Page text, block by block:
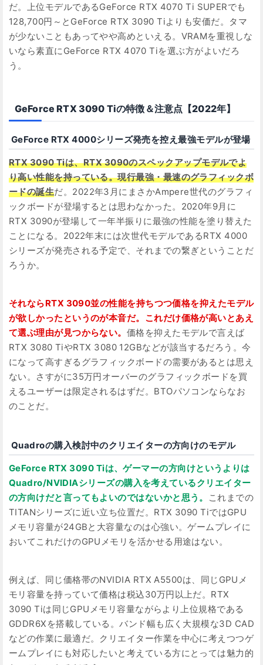
だ。上位モデルであるGeForce RTX 4070 Ti SUPERでも
128,700円～とGeForce RTX 3090 Tiよりも安価だ。タマ
が少ないこともあってやや高めといえる。VRAMを重視しな
いなら素直にGeForce RTX 4070 Tiを選ぶ方がよいだろ
う。
GeForce RTX 3090 Tiの特徴＆注意点【2022年】
GeForce RTX 4000シリーズ発売を控え最強モデルが登場
RTX 3090 Tiは、RTX 3090のスペックアップモデルでよ
り高い性能を持っている。現行最強・最速のグラフィックボ
ードの誕生だ。2022年3月にまさかAmpere世代のグラフィ
ックボードが登場するとは思わなかった。2020年9月に
RTX 3090が登場して一年半振りに最強の性能を塗り替えた
ことになる。2022年末には次世代モデルであるRTX 4000
シリーズが発売される予定で、それまでの繋ぎということだ
ろうか。
それならRTX 3090並の性能を持ちつつ価格を抑えたモデル
が欲しかったというのが本音だ。これだけ価格が高いとあえ
て選ぶ理由が見つからない。 価格を抑えたモデルで言えば
RTX 3080 TiやRTX 3080 12GBなどが該当するだろう。今
になって高すぎるグラフィックボードの需要があるとは思え
ない。さすがに35万円オーバーのグラフィックボードを買
えるユーザーは限定されるはずだ。BTOパソコンならなお
のことだ。
Quadroの購入検討中のクリエイターの方向けのモデル
GeForce RTX 3090 Tiは、ゲーマーの方向けというよりは
Quadro/NVIDIAシリーズの購入を考えているクリエイター
の方向けだと言ってもよいのではないかと思う。
これまでの
TITANシリーズに近い立ち位置だ。RTX 3090 TiではGPU
メモリ容量が24GBと大容量なのは心強い。ゲームプレイに
おいてこれだけのGPUメモリを活かせる用途はない。
例えば、同じ価格帯のNVIDIA RTX A5500は、同じGPUメ
モリ容量を持っていて価格は税込30万円以上だ。RTX
3090 Tiは同じGPUメモリ容量ながらより上位規格である
GDDR6Xを搭載している。バンド幅も広く大規模な3D CAD
などの作業に最適だ。クリエイター作業を中心に考えつつゲ
ームプレイにも対応したいと考えている方にとっては魅力的